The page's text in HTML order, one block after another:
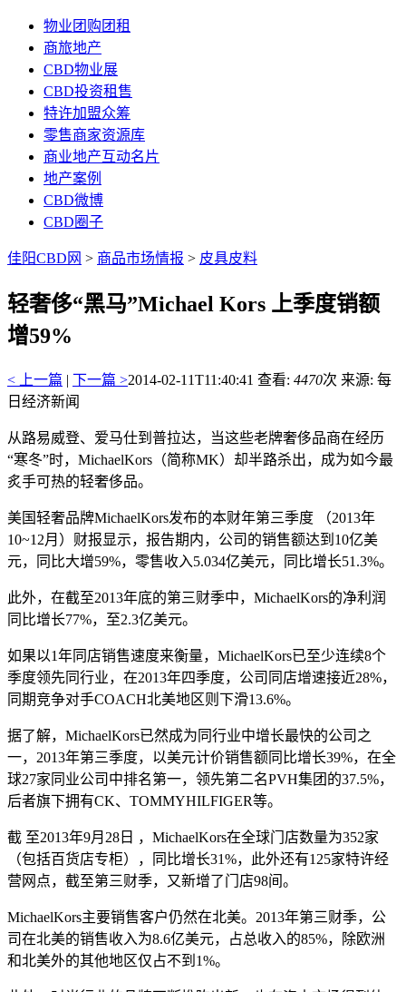
物业团购团租
商旅地产
CBD物业展
CBD投资租售
特许加盟众筹
零售商家资源库
商业地产互动名片
地产案例
CBD微博
CBD圈子
佳阳CBD网 > 商品市场情报 > 皮具皮料
轻奢侈“黑马”Michael Kors 上季度销额
增59%
< 上一篇 | 下一篇 >2014-02-11T11:40:41 查看: 4470次 来源: 每
日经济新闻
从路易威登、爱马仕到普拉达，当这些老牌奢侈品商在经历
“寒冬”时，MichaelKors（简称MK）却半路杀出，成为如今最
炙手可热的轻奢侈品。
美国轻奢品牌MichaelKors发布的本财年第三季度 （2013年
10~12月）财报显示，报告期内，公司的销售额达到10亿美
元，同比大增59%，零售收入5.034亿美元，同比增长51.3%。
此外，在截至2013年底的第三财季中，MichaelKors的净利润
同比增长77%，至2.3亿美元。
如果以1年同店销售速度来衡量，MichaelKors已至少连续8个
季度领先同行业，在2013年四季度，公司同店增速接近28%，
同期竞争对手COACH北美地区则下滑13.6%。
据了解，MichaelKors已然成为同行业中增长最快的公司之
一，2013年第三季度，以美元计价销售额同比增长39%，在全
球27家同业公司中排名第一，领先第二名PVH集团的37.5%，
后者旗下拥有CK、TOMMYHILFIGER等。
截 至2013年9月28日 ，MichaelKors在全球门店数量为352家
（包括百货店专柜），同比增长31%，此外还有125家特许经
营网点，截至第三财季，又新增了门店98间。
MichaelKors主要销售客户仍然在北美。2013年第三财季，公
司在北美的销售收入为8.6亿美元，占总收入的85%，除欧洲
和北美外的其他地区仅占不到1%。